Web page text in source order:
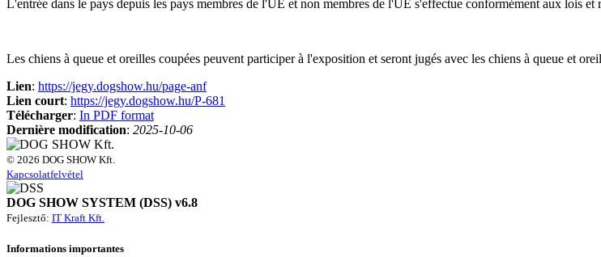
L'entrée dans le pays depuis les pays membres de l'UE et non membres de l'UE s'effectue conformément aux lois et
Les chiens à queue et oreilles coupées peuvent participer à l'exposition et seront jugés avec les chiens à queue et
Lien: https://jegy.dogshow.hu/page-anf
Lien court: https://jegy.dogshow.hu/P-681
Télécharger: In PDF format
Dernière modification: 2025-10-06
© 2026 DOG SHOW Kft.
Kapcsolatfelvétel
DOG SHOW SYSTEM (DSS) v6.8
Fejlesztő: IT Kraft Kft.
Informations importantes